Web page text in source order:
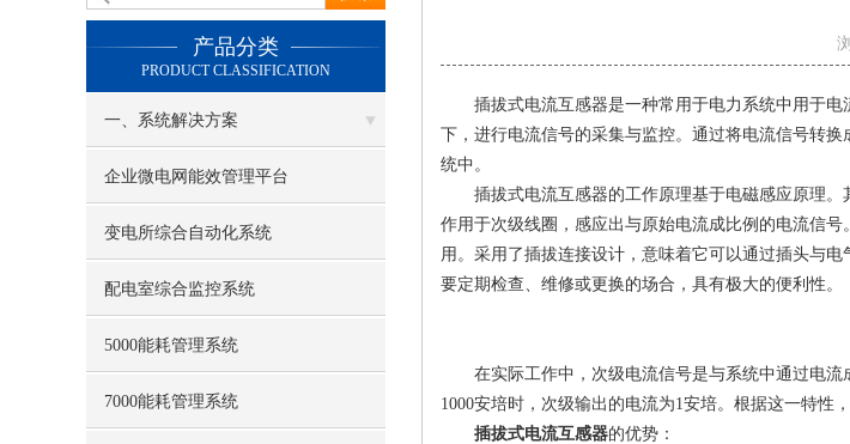
产品分类
PRODUCT CLASSIFICATION
一、系统解决方案
企业微电网能效管理平台
变电所综合自动化系统
配电室综合监控系统
5000能耗管理系统
7000能耗管理系统
插拔式电流互感器是一种常用于电力系统中用于电
下，进行电流信号的采集与监控。通过将电流信号转
统中。
插拔式电流互感器的工作原理基于电磁感应原理。
作用于次级线圈，感应出与原始电流成比例的电流信
用。采用了插拔连接设计，意味着它可以通过插头与
要定期检查、维修或更换的场合，具有极大的便利性。
在实际工作中，次级电流信号是与系统中通过电流
1000安培时，次级输出的电流为1安培。根据这一特性
插拔式电流互感器的优势：